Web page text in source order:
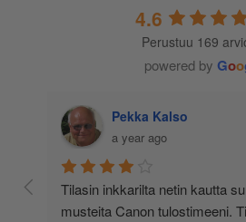
4.6
Perustuu 169
powered by Goo
Marko Vettenranta
a year ago
Tein jokunen vuosi sitten
toimittajien kesken, ja totesin